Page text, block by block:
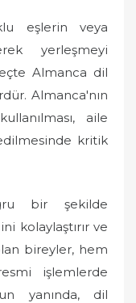
eşlerin veya
yerleşmeyi
Almanca dil
Almanca'nın
aile
kritik
bir şekilde
kolaylaştırır ve
bireyler, hem
işlemlerde
yanında, dil